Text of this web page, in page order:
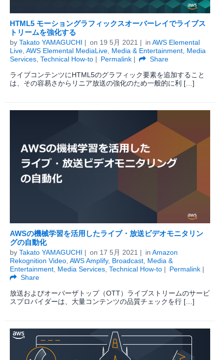
HTML5 モーショングラフィックスオーバーレイでライブス
トリームを強化する
by Takato YAMAGUCHI on 19 5月 2021 in AWS Elemental
Live AWS Elemental MediaLive Media & Entertainment Media
Services Technical How-to Permalink
Share
ライブコンテンツにHTML5のグラフィック要素を追加すること
は、その容易さからリニア放送の強化のため一般的に利 […]
AWSの機械学習を活用したライブ・放送ビデオモニタリン
グの自動化
by Takato YAMAGUCHI on 17 5月 2021 in Amazon
Rekognition Video AWS Amplify, Broadcast Media &
Entertainment Media Services Technical How-to
Permalink
Share
放送およびオーバーザトップ（OTT）ライブストリームのサービ
スプロバイダーは、大量コンテンツの品質チェックを行 […]